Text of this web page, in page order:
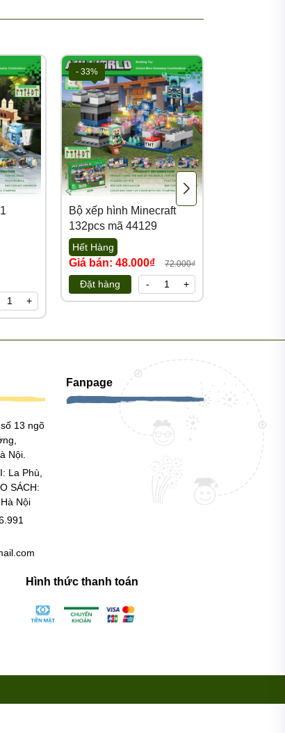
+
- 33%
Bộ xếp hình Minecraft
132pcs mã 44129
Hết Hàng
Giá bán: 48.000₫ 72.000₫
Đặt hàng - +
số 13 ngõ
Nội.
La Phù,
SÁCH:
Nội
Fanpage
Hình thức thanh toán